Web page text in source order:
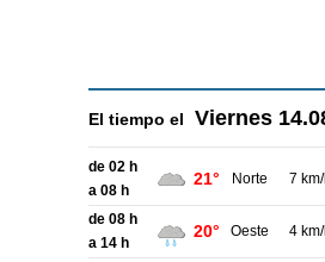
El tiempo el Viernes
de 02 h
a 08 h
21° Norte 7
de 08 h
a 14 h
20° Oeste 4